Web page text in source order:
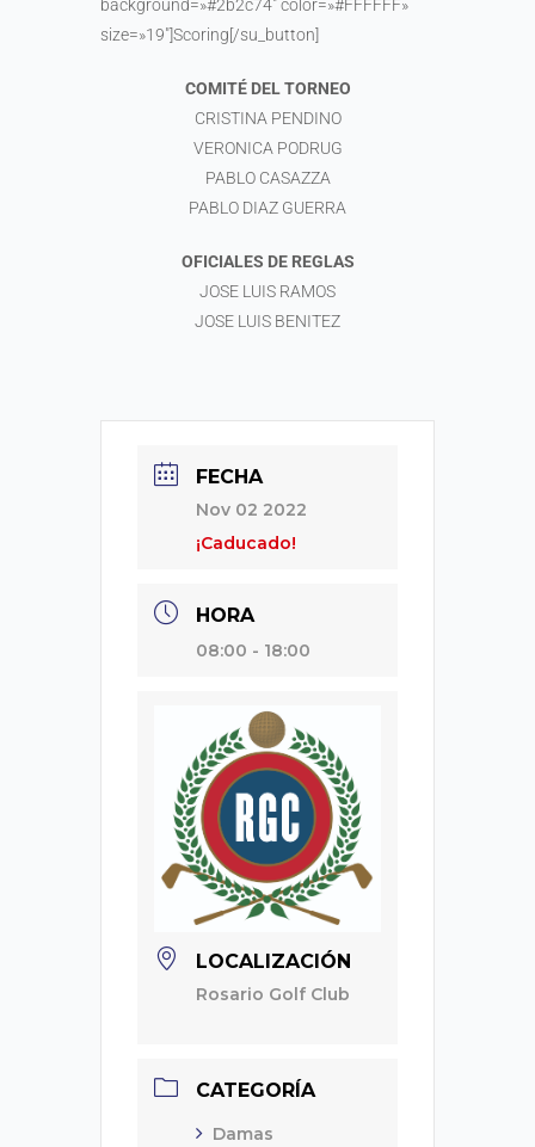
background=»#2b2c74″ color=»#FFFFFF»
size=»19″]Scoring[/su_button]
COMITÉ DEL TORNEO
CRISTINA PENDINO
VERONICA PODRUG
PABLO CASAZZA
PABLO DIAZ GUERRA
OFICIALES DE REGLAS
JOSE LUIS RAMOS
JOSE LUIS BENITEZ
FECHA
Nov 02 2022
¡Caducado!
HORA
08:00 - 18:00
LOCALIZACIÓN
Rosario Golf Club
CATEGORÍA
Damas